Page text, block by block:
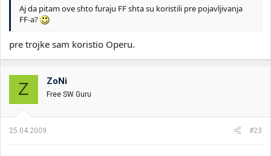
Aj da pitam ove shto furaju FF shta su koristili pre pojavljivanja
FF-a?
pre trojke sam koristio Operu.
Z ZoNi
Free SW Guru
25.04.2009. #23